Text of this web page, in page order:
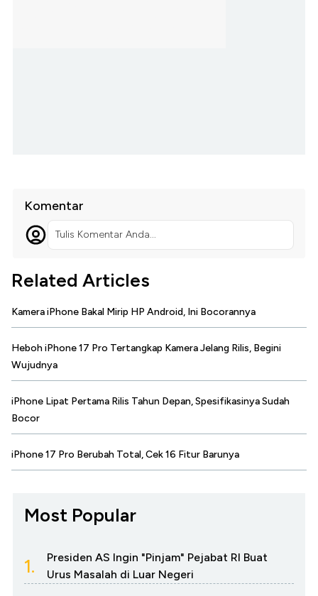
Komentar
Tulis Komentar Anda...
Related Articles
Kamera iPhone Bakal Mirip HP Android, Ini Bocorannya
Heboh iPhone 17 Pro Tertangkap Kamera Jelang Rilis, Begini
Wujudnya
iPhone Lipat Pertama Rilis Tahun Depan, Spesifikasinya Sudah
Bocor
iPhone 17 Pro Berubah Total, Cek 16 Fitur Barunya
Most Popular
1.
Presiden AS Ingin "Pinjam" Pejabat RI Buat
Urus Masalah di Luar Negeri